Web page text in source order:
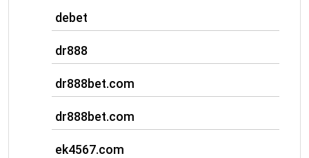
debet
dr888
dr888bet.com
dr888bet.com
ek4567.com